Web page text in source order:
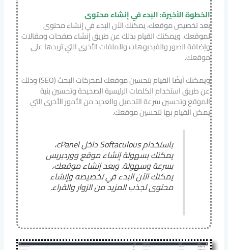
الخطوة الأخيرة: البدء في إنشاء محتوى
بعد تخصيص موقعك، يمكنك الآن البدء في إنشاء محتوى
لموقعك. ويمكنك القيام بذلك عن طريق إنشاء صفحات ومقالات
وإضافة الصور والفيديوهات والملفات الأخرى التي تريدها على
موقعك.
ويمكنك أيضًا القيام بتحسين موقعك لمحركات البحث (SEO) وذلك
عن طريق استخدام الكلمات الرئيسية الصحيحة وتحسين بنية
الموقع وتحسين سرعة التحميل والعديد من الأمور الأخرى التي
يمكن القيام بها لتحسين موقعك.
باستخدام Softaculous داخل cPanel،
يمكنك بسهولة إنشاء موقع ووردبريس
بسرعة وسهولة. وبعد إنشاء موقعك،
يمكنك الآن البدء في تخصيصه وإنشاء
محتوى لجذب المزيد من الزوار والقراء.